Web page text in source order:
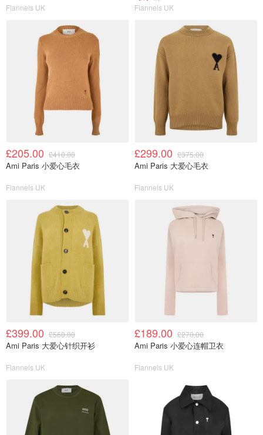
Flannels UK Flannels UK
£205.00 £410.00
Ami Paris 小爱心毛衣
Flannels UK
£299.00 £375.00
Ami Paris 大爱心毛衣
Flannels UK
£399.00 £560.00
Ami Paris 大爱心针织开衫
Flannels UK
£189.00 £270.00
Ami Paris 小爱心连帽卫衣
Flannels UK